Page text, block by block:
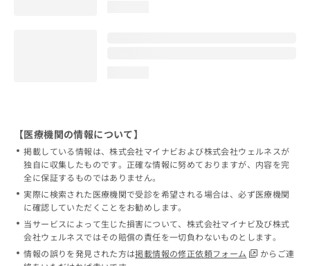
【医療機関の情報について】
掲載している情報は、株式会社マイナビおよび株式会社ウェルネスが
独自に収集したものです。正確な情報に努めておりますが、内容を完
全に保証するものではありません。
実際に検索された医療機関で受診を希望される場合は、必ず医療機関
に確認していただくことをお勧めします。
当サービスによって生じた損害について、株式会社マイナビ及び株式
会社ウェルネスではその賠償の責任を一切負わないものとします。
情報の誤りを発見された方は掲載情報の修正依頼フォーム
からご連